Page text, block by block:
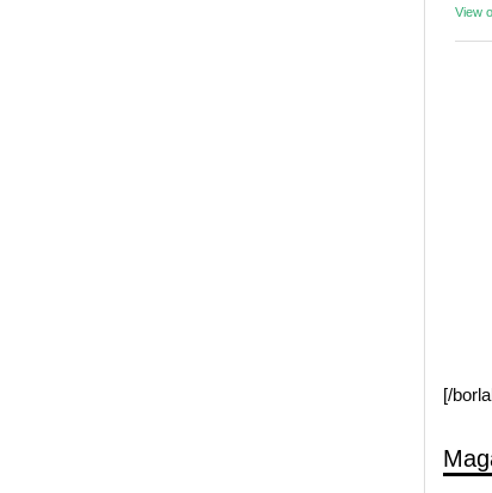
View
[/